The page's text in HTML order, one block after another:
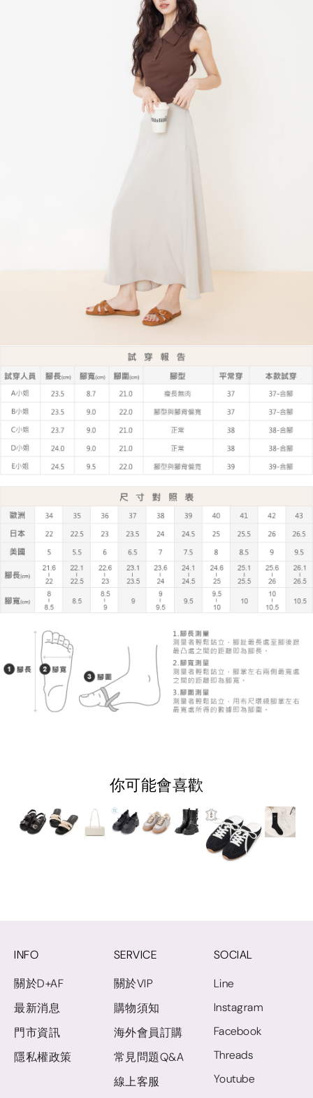
你可能會喜歡
INFO
關於D+AF
最新消息
門市資訊
隱私權政策
SERVICE
關於VIP
購物須知
海外會員訂購
常見問題Q&A
線上客服
SOCIAL
Line
Instagram
Facebook
Threads
Youtube